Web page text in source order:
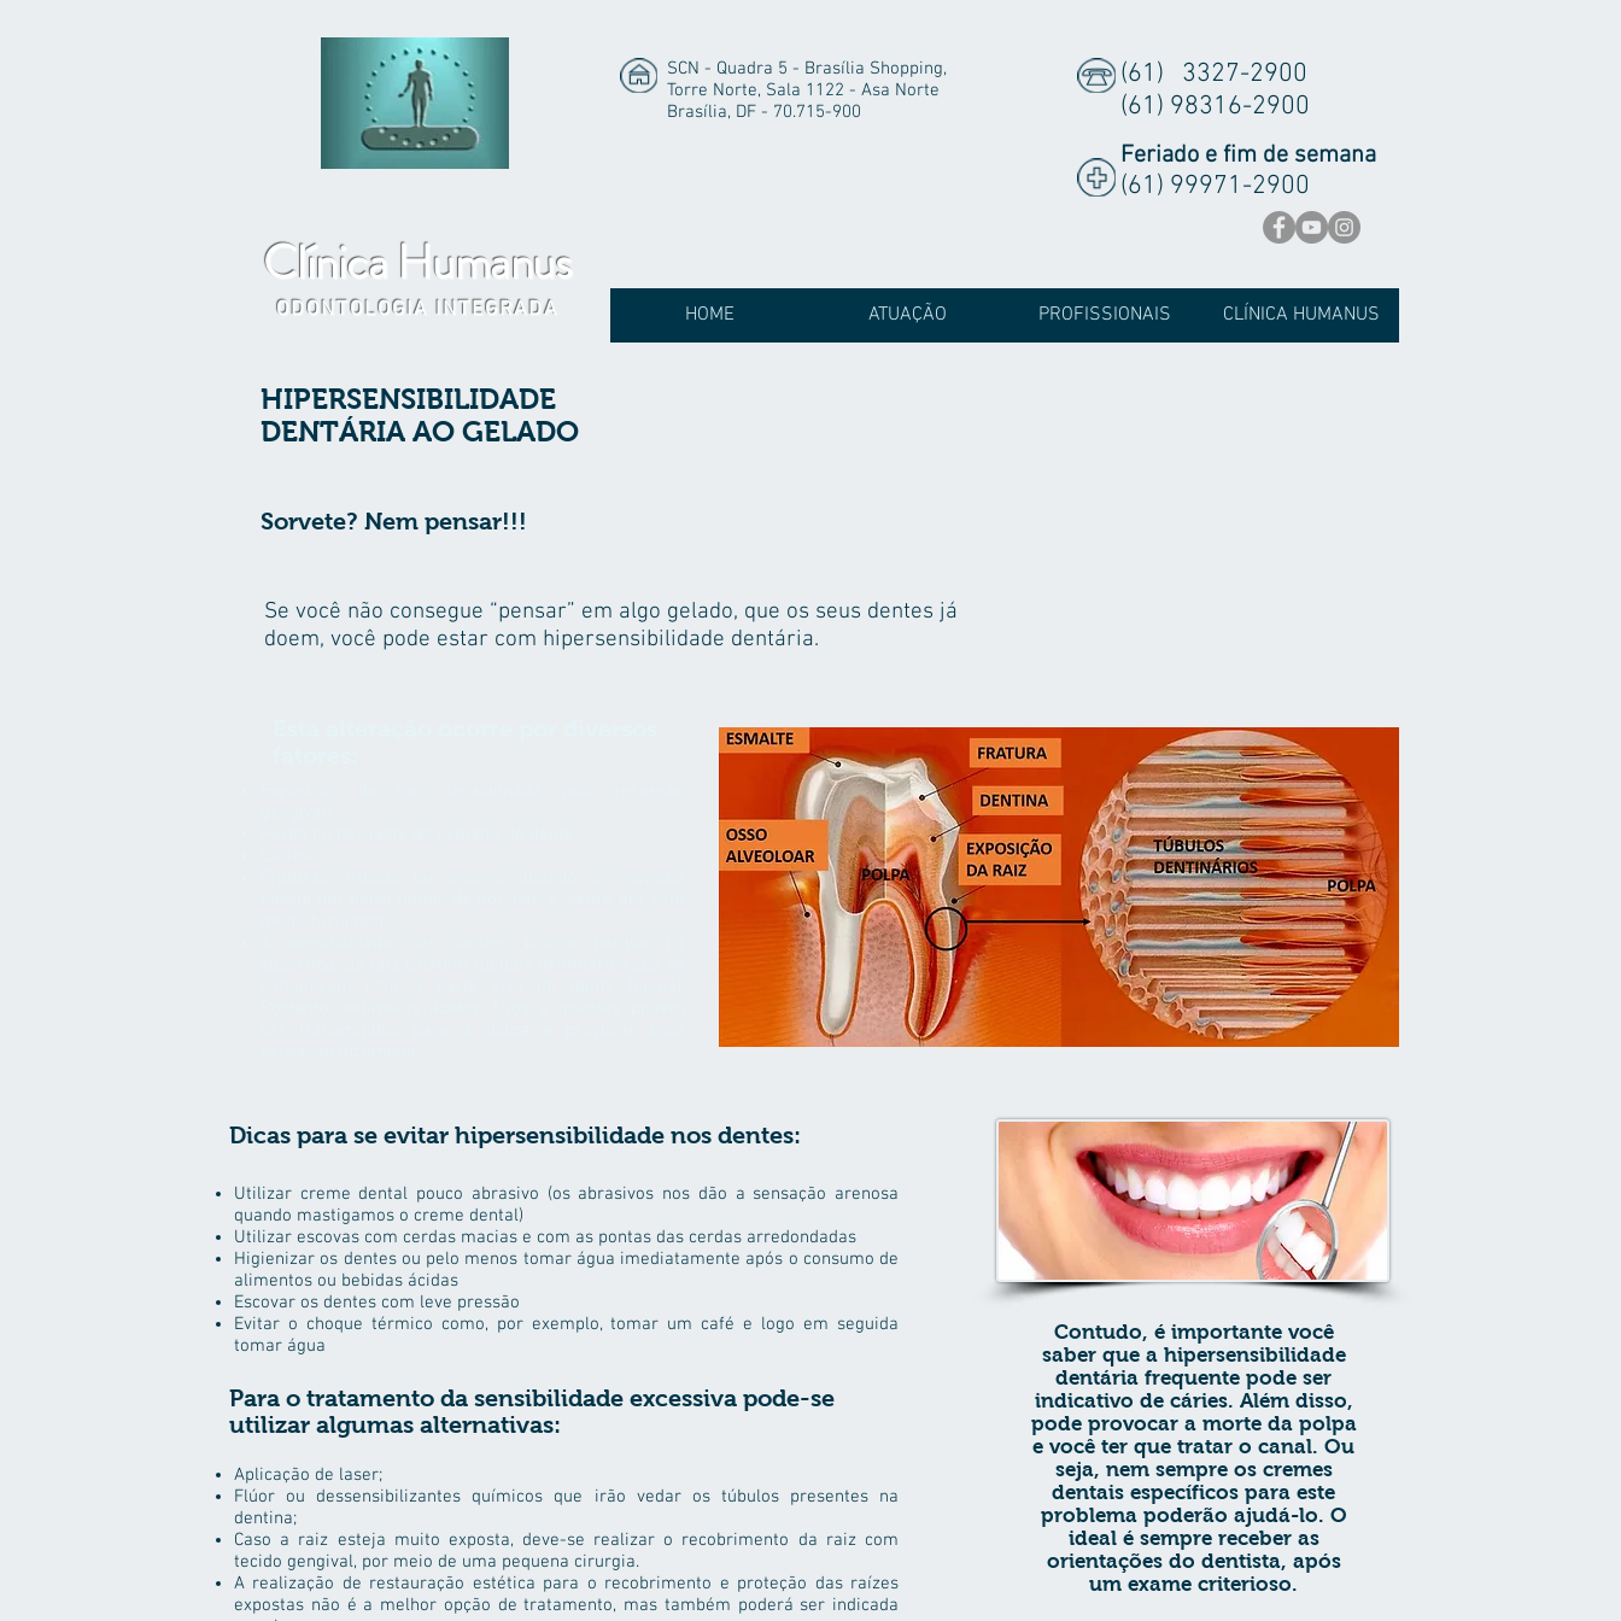
Clínica Humanus
ODONTOLOGIA INTEGRADA
SCN - Quadra 5 - Brasília Shopping,
Torre Norte, Sala 1122 - Asa Norte
Brasília, DF - 70.715-900
(61) 3327-2900
(61) 98316-2900
Feriado e fim de semana
(61) 99971-2900
HOME ATUAÇÃO PROFISSIONAIS CLÍNICA HUMANUS
Se você não consegue “pensar” em algo gelado, que os seus dentes já
doem, você pode estar com hipersensibilidade dentária.
HIPERSENSIBILIDADE
DENTÁRIA AO GELADO
Sorvete? Nem pensar!!!
Dicas para se evitar hipersensibilidade nos dentes:
Utilizar creme dental pouco abrasivo (os abrasivos nos dão a sensação arenosa
quando mastigamos o creme dental)
Utilizar escovas com cerdas macias e com as pontas das cerdas arredondadas
Higienizar os dentes ou pelo menos tomar água imediatamente após o consumo de
alimentos ou bebidas ácidas
Escovar os dentes com leve pressão
Evitar o choque térmico como, por exemplo, tomar um café e logo em seguida
tomar água
Para o tratamento da sensibilidade excessiva pode-se
utilizar algumas alternativas:
Aplicação de laser;
Flúor ou dessensibilizantes químicos que irão vedar os túbulos presentes na
dentina;
Caso a raiz esteja muito exposta, deve-se realizar o recobrimento da raiz com
tecido gengival, por meio de uma pequena cirurgia.
A realização de restauração estética para o recobrimento e proteção das raízes
expostas não é a melhor opção de tratamento, mas também poderá ser indicada
Contudo, é importante você
saber que a hipersensibilidade
dentária frequente pode ser
indicativo de cáries. Além disso,
pode provocar a morte da polpa
e você ter que tratar o canal. Ou
seja, nem sempre os cremes
dentais específicos para este
problema poderão ajudá-lo. O
ideal é sempre receber as
orientações do dentista, após
um exame criterioso.